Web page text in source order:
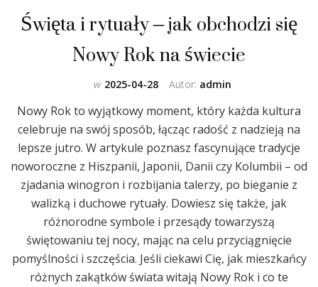
Święta i rytuały – jak obchodzi się
Nowy Rok na świecie
Autor: admin
w 2025-04-28
Nowy Rok to wyjątkowy moment, który każda kultura
celebruje na swój sposób, łącząc radość z nadzieją na
lepsze jutro. W artykule poznasz fascynujące tradycje
noworoczne z Hiszpanii, Japonii, Danii czy Kolumbii – od
zjadania winogron i rozbijania talerzy, po bieganie z
walizką i duchowe rytuały. Dowiesz się także, jak
różnorodne symbole i przesądy towarzyszą
świętowaniu tej nocy, mając na celu przyciągnięcie
pomyślności i szczęścia. Jeśli ciekawi Cię, jak mieszkańcy
różnych zakątków świata witają Nowy Rok i co te